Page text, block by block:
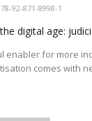
92-871-8998-1
digital age:
enabler for more
comes with